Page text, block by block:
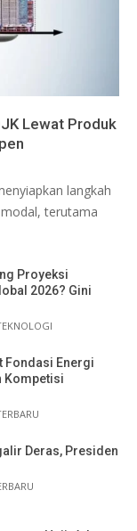
Lewat Produk
langkah
terutama
Proyeksi
2026? Gini
Fondasi Energi
Kompetisi
Deras, Presiden